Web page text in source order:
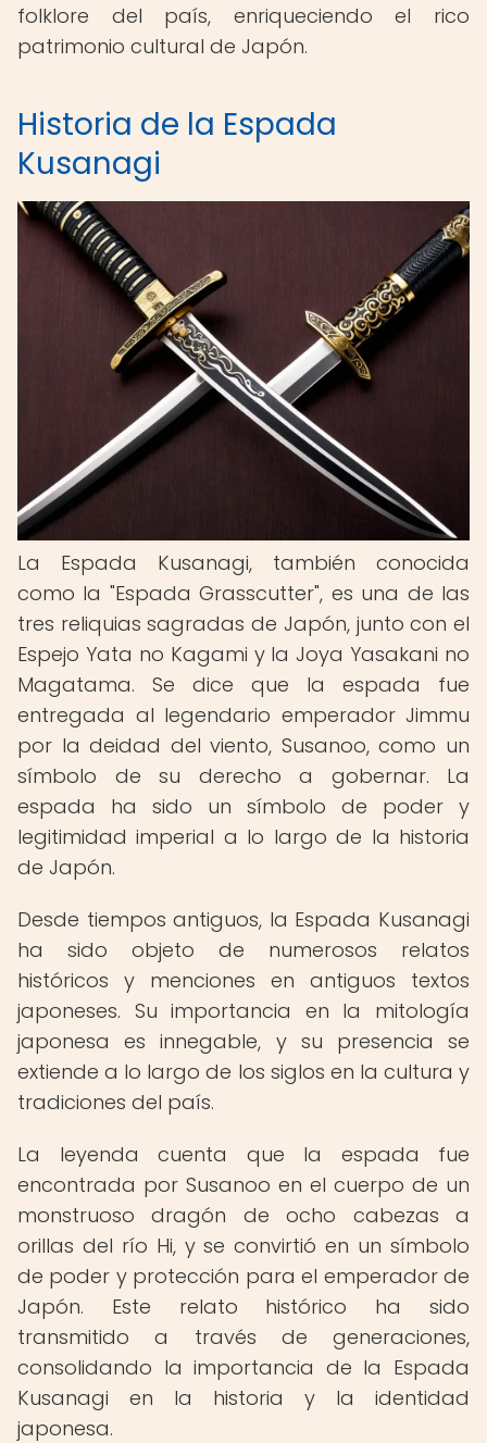
folklore del país, enriqueciendo el rico
patrimonio cultural de Japón.
Historia de la Espada
Kusanagi
La Espada Kusanagi, también conocida
como la "Espada Grasscutter", es una de las
tres reliquias sagradas de Japón, junto con el
Espejo Yata no Kagami y la Joya Yasakani no
Magatama. Se dice que la espada fue
entregada al legendario emperador Jimmu
por la deidad del viento, Susanoo, como un
símbolo de su derecho a gobernar. La
espada ha sido un símbolo de poder y
legitimidad imperial a lo largo de la historia
de Japón.
Desde tiempos antiguos, la Espada Kusanagi
ha sido objeto de numerosos relatos
históricos y menciones en antiguos textos
japoneses. Su importancia en la mitología
japonesa es innegable, y su presencia se
extiende a lo largo de los siglos en la cultura y
tradiciones del país.
La leyenda cuenta que la espada fue
encontrada por Susanoo en el cuerpo de un
monstruoso dragón de ocho cabezas a
orillas del río Hi, y se convirtió en un símbolo
de poder y protección para el emperador de
Japón. Este relato histórico ha sido
transmitido a través de generaciones,
consolidando la importancia de la Espada
Kusanagi en la historia y la identidad
japonesa.